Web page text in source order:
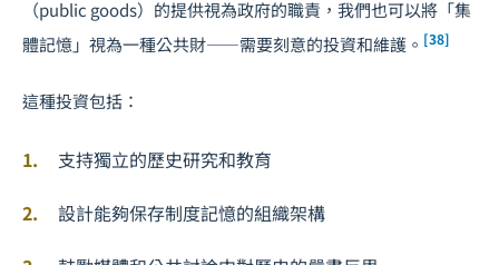
（public goods）的提供視為政府的職責，我們也可以將「集
體記憶」視為一種公共財——需要刻意的投資和維護。 [38]
這種投資包括：
支持獨立的歷史研究和教育
設計能夠保存制度記憶的組織架構